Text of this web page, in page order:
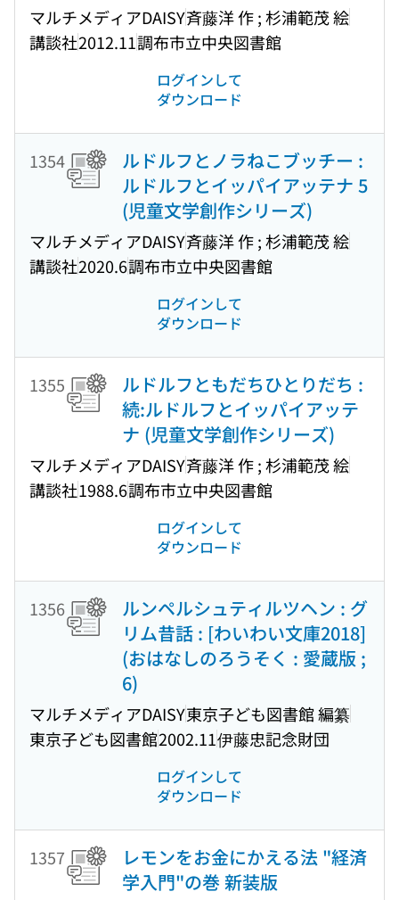
マルチメディアDAISY斉藤洋 作 ; 杉浦範茂 絵
講談社2012.11調布市立中央図書館
ログインして
ダウンロード
1354
ルドルフとノラねこブッチー :
ルドルフとイッパイアッテナ 5
(児童文学創作シリーズ)
マルチメディアDAISY斉藤洋 作 ; 杉浦範茂 絵
講談社2020.6調布市立中央図書館
ログインして
ダウンロード
1355
ルドルフともだちひとりだち :
続:ルドルフとイッパイアッテ
ナ (児童文学創作シリーズ)
マルチメディアDAISY斉藤洋 作 ; 杉浦範茂 絵
講談社1988.6調布市立中央図書館
ログインして
ダウンロード
1356
ルンペルシュティルツヘン : グ
リム昔話 : [わいわい文庫2018]
(おはなしのろうそく : 愛蔵版 ;
6)
マルチメディアDAISY東京子ども図書館 編纂
東京子ども図書館2002.11伊藤忠記念財団
ログインして
ダウンロード
1357
レモンをお金にかえる法 "経済
学入門"の巻 新装版